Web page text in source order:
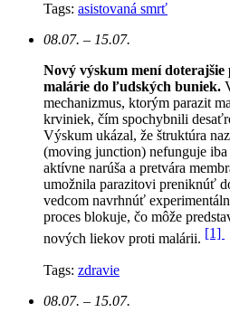
Tags: asistovaná smrť
08.07. – 15.07.
Nový výskum mení
malárie do ľudských buniek.
mechanizmus, ktorým parazit
krviniek, čím spochybnili
Výskum ukázal, že štruktúra
(moving junction) nefunguje
aktívne narúša a pretvára
umožnila parazitovi preniknúť
vedcom navrhnúť
proces blokuje, čo môže
nových liekov proti malárii. [1]
Tags: zdravie
08.07. – 15.07.